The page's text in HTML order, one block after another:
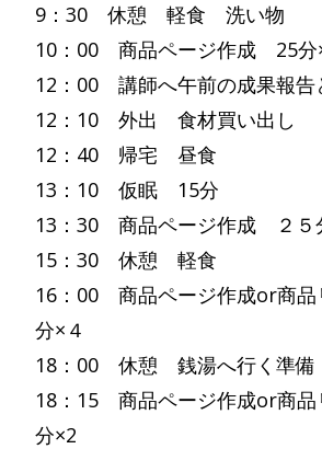
9：30 休憩 軽食 洗い物
10：00 商品ページ作成 25分
12：00 講師へ午前の成果報告
12：10 外出 食材買い出し
12：40 帰宅 昼食
13：10 仮眠 15分
13：30 商品ページ作成 ２５
15：30 休憩 軽食
16：00 商品ページ作成or商
分×４
18：00 休憩 銭湯へ行く準備
18：15 商品ページ作成or商
分×2